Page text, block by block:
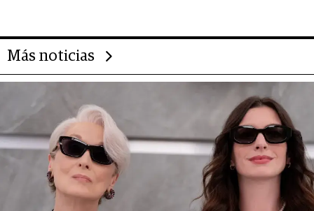
Más noticias